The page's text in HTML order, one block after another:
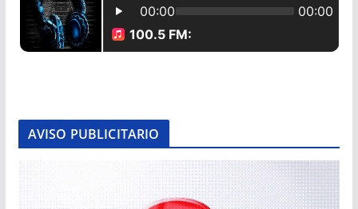
AVISO PUBLICITARIO